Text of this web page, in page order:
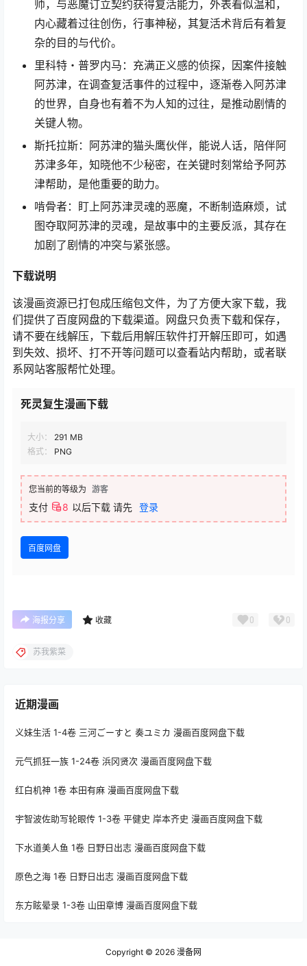
师，与恶魔订立契约获得复活能力，外表看似温和，
内心藏着过往创伤，行事神秘，其复活术背后有着复
杂的目的与代价。
里科特・普罗内马：充满正义感的侦探，因案件接触
阿苏津，在调查复活事件的过程中，逐渐卷入阿苏津
的世界，自身也有着不为人知的过往，是推动剧情的
关键人物。
斯托拉斯：阿苏津的猫头鹰伙伴，能说人话，陪伴阿
苏津多年，知晓他不少秘密，在关键时刻常给予阿苏
津帮助，是他重要的助力。
啃骨者：盯上阿苏津灵魂的恶魔，不断制造麻烦，试
图夺取阿苏津的灵魂，是故事中的主要反派，其存在
加剧了剧情的冲突与紧张感。
下载说明
该漫画资源已打包成压缩包文件，为了方便大家下载，我
们提供了百度网盘的下载渠道。网盘只负责下载和保存，
请不要在线解压，下载后用解压软件打开解压即可，如遇
到失效、损坏、打不开等问题可以查看站内帮助，或者联
系网站客服帮忙处理。
死灵复生漫画下载
大小：
291 MB
格式：
PNG
您当前的等级为 游客
支付 8 以后下载 请先 登录
百度网盘
海报分享 收藏 0 0
苏我紫菜
近期漫画
义妹生活 1-4卷 三河ごーすと 奏ユミカ 漫画百度网盘下载
元气抓狂一族 1-24卷 浜冈贤次 漫画百度网盘下载
红白机神 1卷 本田有麻 漫画百度网盘下载
宇智波佐助写轮眼传 1-3卷 平健史 岸本齐史 漫画百度网盘下载
下水道美人鱼 1卷 日野日出志 漫画百度网盘下载
原色之海 1卷 日野日出志 漫画百度网盘下载
东方眩晕录 1-3卷 山田章博 漫画百度网盘下载
Copyright © 2026 漫备网